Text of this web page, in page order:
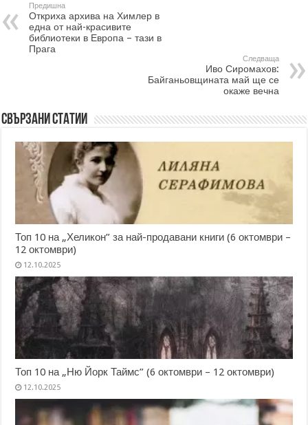
Предишна
Откриха архива на Химлер в
една от най-красивите
библиотеки в Европа – тази в
Прага
Следваща
Иво Сиромахов:
Байганьовщината май ще се
окаже вечна
Свързани статии
Топ 10 на „Хеликон” за най-продавани книги (6 октомври –
12 октомври)
12.10.2025
Топ 10 на „Ню Йорк Таймс” (6 октомври – 12 октомври)
12.10.2025